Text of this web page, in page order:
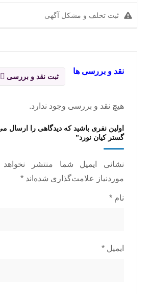
ثبت تخلف و مشکل آگهی
نقد و بررسی ها
ثبت نقد و بررسی
هیچ نقد و بررسی وجود ندارد.
اولین نفری باشید که دیدگاهی را ارسال
گستر کیان نورد”
نشانی ایمیل شما منتشر
موردنیاز علامت‌گذاری شده‌اند *
نام *
ایمیل *